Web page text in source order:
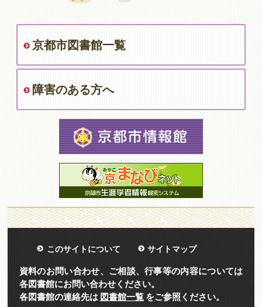
京都市図書館一覧
障害のある方へ
このサイトについて サイトマップ
資料のお問い合わせ、ご相談、行事等の内容については
各図書館にお問い合わせください。
各図書館の連絡先は 図書館一覧をご参照ください。